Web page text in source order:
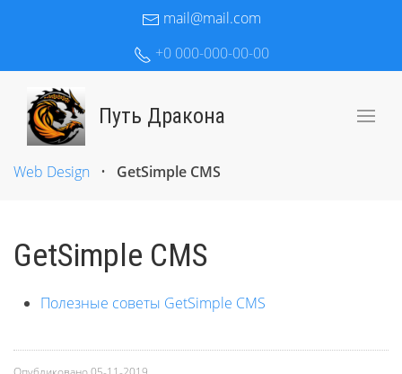
mail@mail.com
+0 000-000-00-00
Путь Дракона
Web Design • GetSimple CMS
GetSimple CMS
Полезные советы GetSimple CMS